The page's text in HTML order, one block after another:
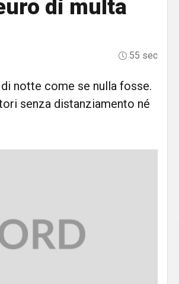
di multa
55 sec
notte come se nulla fosse.
senza distanziamento né